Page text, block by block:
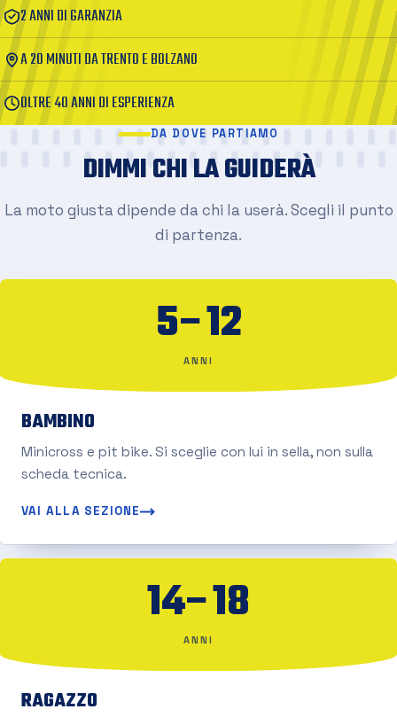
2 ANNI DI GARANZIA
A 20 MINUTI DA TRENTO E BOLZANO
OLTRE 40 ANNI DI ESPERIENZA
DA DOVE PARTIAMO
DIMMI CHI LA GUIDERÀ
La moto giusta dipende da chi la userà. Scegli il punto
di partenza.
5–12
ANNI
BAMBINO
Minicross e pit bike. Si sceglie con lui in sella, non sulla
scheda tecnica.
VAI ALLA SEZIONE
14–18
ANNI
RAGAZZO